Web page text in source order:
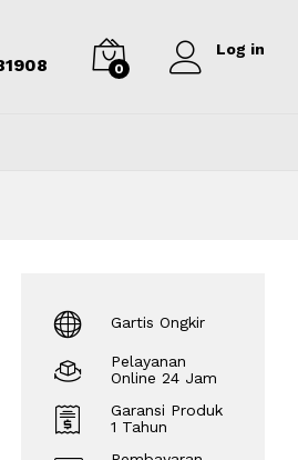
0
Log in
Gartis Ongkir
Pelayanan
Online 24 Jam
Garansi Produk
1 Tahun